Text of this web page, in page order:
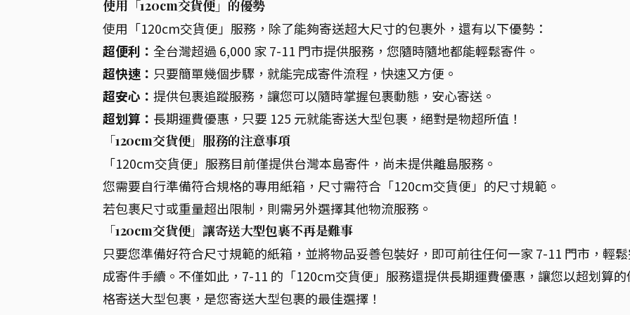
使用「120cm交貨便」的優勢
使用「120cm交貨便」服務，除了能夠寄送超大尺寸的包裹外，還有以下優勢：
超便利： 全台灣超過 6,000 家 7-11 門市提供服務，您隨時隨地都能輕鬆寄件。
超快速： 只要簡單幾個步驟，就能完成寄件流程，快速又方便。
超安心： 提供包裹追蹤服務，讓您可以隨時掌握包裹動態，安心寄送。
超划算： 長期運費優惠，只要 125 元就能寄送大型包裹，絕對是物超所值！
「120cm交貨便」服務的注意事項
「120cm交貨便」服務目前僅提供台灣本島寄件，尚未提供離島服務。
您需要自行準備符合規格的專用紙箱，尺寸需符合「120cm交貨便」的尺寸規範。
若包裹尺寸或重量超出限制，則需另外選擇其他物流服務。
「120cm交貨便」讓寄送大型包裹不再是難事
只要您準備好符合尺寸規範的紙箱，並將物品妥善包裝好，即可前往任何一家 7-11 門市，輕
成寄件手續。不僅如此，7-11 的「120cm交貨便」服務還提供長期運費優惠，讓您以超划算的
格寄送大型包裹，是您寄送大型包裹的最佳選擇！